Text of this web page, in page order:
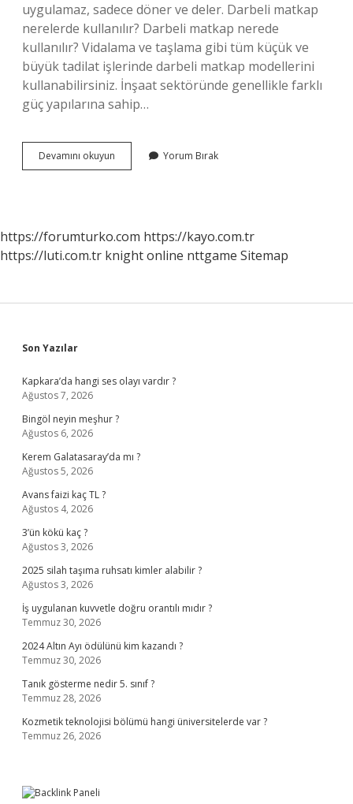
uygulamaz, sadece döner ve deler. Darbeli matkap
nerelerde kullanılır? Darbeli matkap nerede
kullanılır? Vidalama ve taşlama gibi tüm küçük ve
büyük tadilat işlerinde darbeli matkap modellerini
kullanabilirsiniz. İnşaat sektöründe genellikle farklı
güç yapılarına sahip…
Devamını okuyun
Matkap
Yorum Bırak
https://forumturko.com https://kayo.com.tr
https://luti.com.tr knight online nttgame Sitemap
Sidebar
Son Yazılar
Kapkara’da hangi ses olayı vardır ?
Ağustos 7, 2026
Bingöl neyin meşhur ?
Ağustos 6, 2026
Kerem Galatasaray’da mı ?
Ağustos 5, 2026
Avans faizi kaç TL ?
Ağustos 4, 2026
3’ün kökü kaç ?
Ağustos 3, 2026
2025 silah taşıma ruhsatı kimler alabilir ?
Ağustos 3, 2026
İş uygulanan kuvvetle doğru orantılı mıdır ?
Temmuz 30, 2026
2024 Altın Ayı ödülünü kim kazandı ?
Temmuz 30, 2026
Tanık gösterme nedir 5. sınıf ?
Temmuz 28, 2026
Kozmetik teknolojisi bölümü hangi üniversitelerde var ?
Temmuz 26, 2026